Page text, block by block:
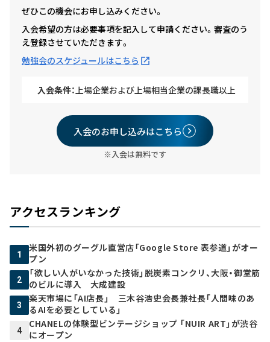
ぜひこの機会にお申し込みください。
入会希望の方は必要事項を記入して申請ください。審査のう
え登録させていただきます。
勉強会のスケジュールはこちら
入会条件：上場企業および上場相当企業の課長職以上
入会のお申し込みはこちら
※入会は無料です
アクセスランキング
1
米国外初のグーグル直営店「Google Store 表参道」がオー
プン
2
「欲しい人がいなかった技術」脱炭素コンクリ、大阪・御堂筋
のビルに導入 大成建設
3
楽天市場に「AI店長」 三木谷浩史会長兼社長「人間味のあ
るAIを必要としている」
4
CHANELの体験型ビンテージショップ 「NUIR ART」が渋谷
にオープン